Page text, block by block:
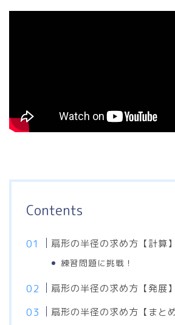
Contents
扇形の半径の求め方【計算】
練習問題に挑戦！
扇形の半径の求め方【発展】
扇形の半径の求め方【まとめ